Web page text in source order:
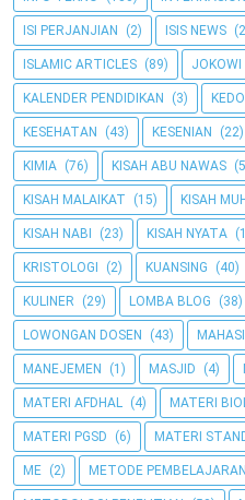
ISI PERJANJIAN (2) ISIS NEWS
ISLAMIC ARTICLES (89) JOKOWI
KALENDER PENDIDIKAN (3)
KESEHATAN (43) KESENIAN (22)
KIMIA (76) KISAH ABU NAWAS
KISAH MALAIKAT (15) KISAH
KISAH NABI (23) KISAH NYATA
KRISTOLOGI (2) KUANSING (40)
KULINER (29) LOMBA BLOG (38)
LOWONGAN DOSEN (43)
MANEJEMEN (1) MASJID (4)
MATERI AFDHAL (4) MATERI
MATERI PGSD (6) MATERI
ME (2) METODE PEMBELAJARAN